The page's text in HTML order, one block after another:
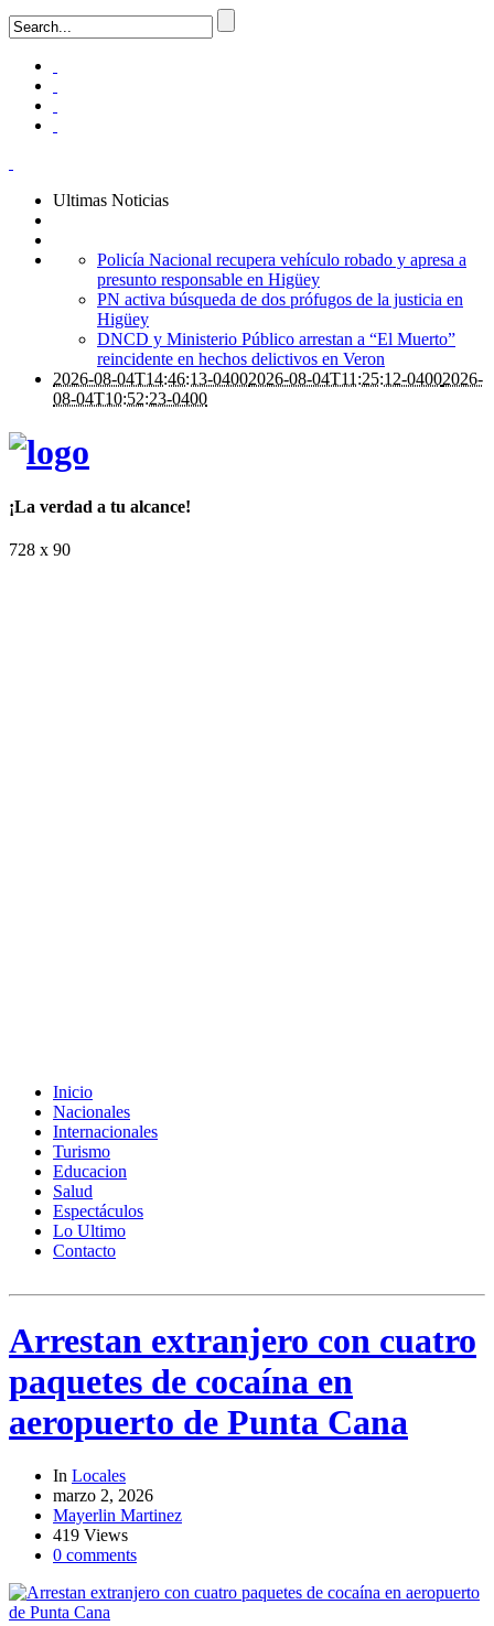
Ultimas Noticias
Policía Nacional recupera vehículo robado y apresa a
presunto responsable en Higüey
PN activa búsqueda de dos prófugos de la justicia en
Higüey
DNCD y Ministerio Público arrestan a “El Muerto”
reincidente en hechos delictivos en Veron
2026-08-04T14:46:13-04002026-08-04T11:25:12-04002026-
08-04T10:52:23-0400
¡La verdad a tu alcance!
728 x 90
Inicio
Nacionales
Internacionales
Turismo
Educacion
Salud
Espectáculos
Lo Ultimo
Contacto
Arrestan extranjero con cuatro
paquetes de cocaína en
aeropuerto de Punta Cana
In Locales
marzo 2, 2026
Mayerlin Martinez
419 Views
0 comments